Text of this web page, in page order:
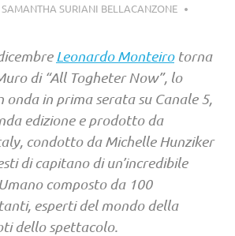
SAMANTHA SURIANI BELLACANZONE
Leonardo Monteirotorna
di “All Togheter Now”, lo
onda in prima serata su Canale 5,
edizione e prodotto da
condotto da Michelle Hunziker
di capitano di un’incredibile
composto da 100
esperti del mondo della
dello spettacolo.